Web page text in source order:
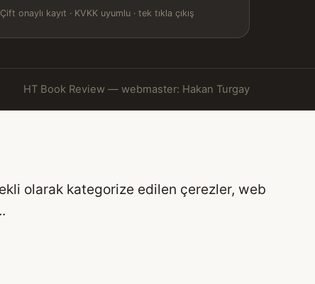
Çift onaylı kayıt · KVKK uyumlu · tek tıkla çıkış
HT Book Review — webmaster: Hakan Turgay
olarak kategorize edilen çerezler, web